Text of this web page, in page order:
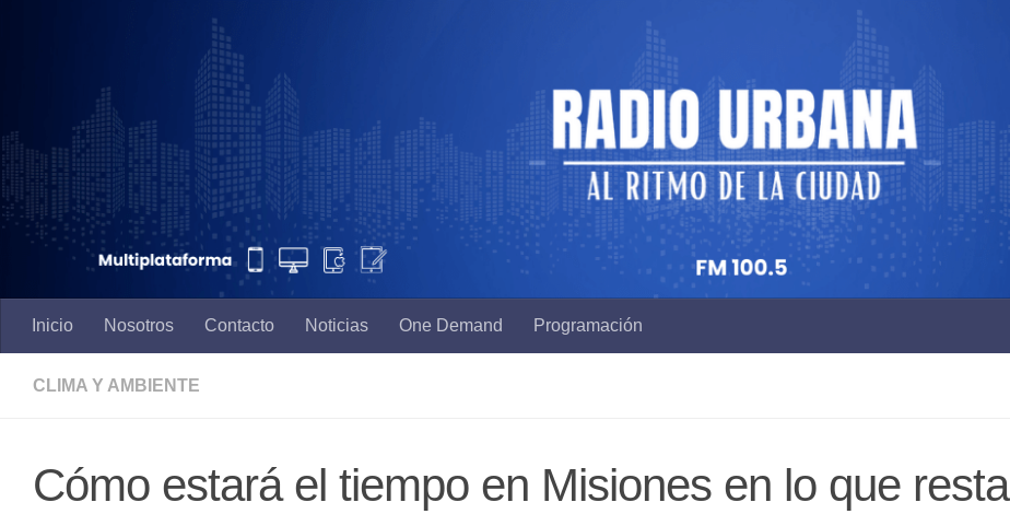
Inicio Nosotros Contacto Noticias One Demand Programación
CLIMA Y AMBIENTE
Cómo estará el tiempo en Misiones en lo que resta